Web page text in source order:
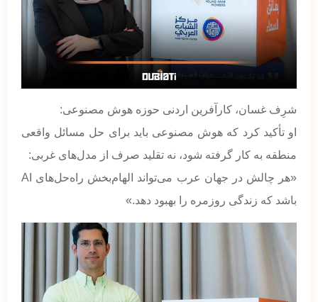
شرِف غسان، کارآفرین اردنی حوزه هوش مصنوعی:
او تأکید کرد که هوش مصنوعی باید برای حل مسائل واقعی
منطقه به کار گرفته شود، نه تقلید صرف از مدل‌های غربی:
«هر چالش در جهان عرب می‌تواند الهام‌بخش راه‌حل‌های AI
باشد که زندگی روزمره را بهبود دهد.»